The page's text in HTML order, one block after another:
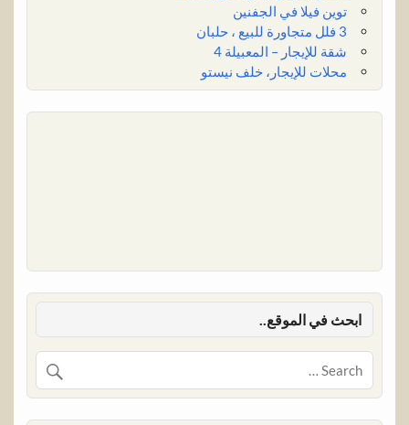
توين فيلا في الجفنين
3 فلل متجاورة للبيع ، حلبان
شقة للإيجار – المعبيلة 4
محلات للإيجار، خلف نيستو
ابحث في الموقع..